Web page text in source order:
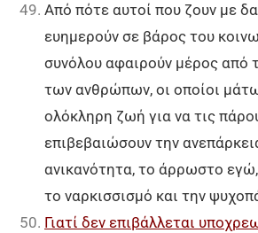
Από πότε αυτοί που ζουν με
ευημερούν σε βάρος του
συνόλου αφαιρούν μέρος από
των ανθρώπων, οι οποίοι
ολόκληρη ζωή για να τις
επιβεβαιώσουν την
ανικανότητα, το άρρωστο εγώ,
το ναρκισσισμό και την
Γιατί δεν επιβάλλεται